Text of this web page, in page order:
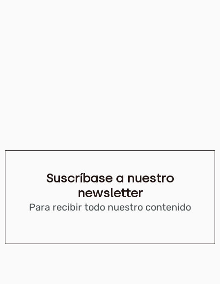
Suscríbase a nuestro
newsletter
Para recibir todo nuestro contenido